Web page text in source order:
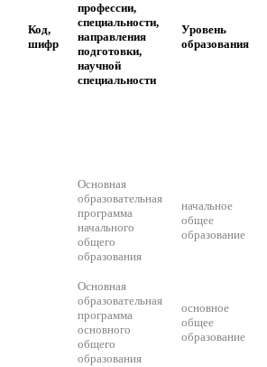
Код,
шифр
профессии,
специальности,
направления
подготовки,
научной
специальности
Уровень
образования
Основная
образовательная
программа
начального
общего
образования
начальное
общее
образование
Основная
образовательная
программа
основного
общего
образования
основное
общее
образование